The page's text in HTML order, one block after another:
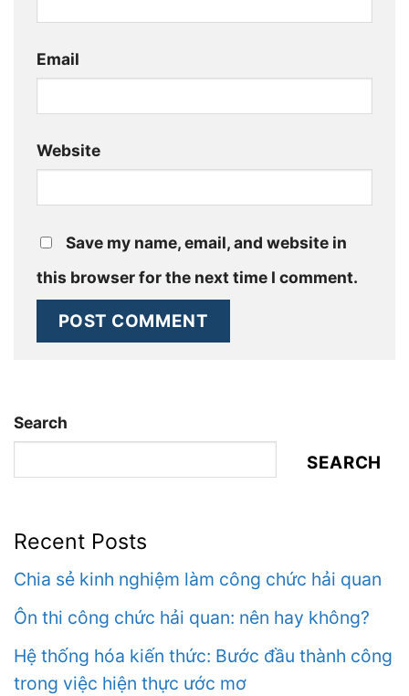
Email
Website
Save my name, email, and website in
this browser for the next time I comment.
Search
SEARCH
Recent Posts
Chia sẻ kinh nghiệm làm công chức hải quan
Ôn thi công chức hải quan: nên hay không?
Hệ thống hóa kiến thức: Bước đầu thành công
trong việc hiện thực ước mơ